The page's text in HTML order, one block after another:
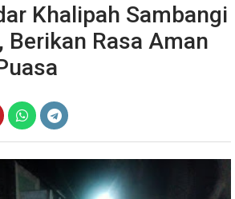
Khalipah Sambangi
Berikan Rasa Aman